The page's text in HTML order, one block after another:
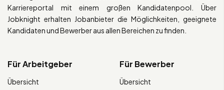
Karriereportal mit einem großen Kandidatenpool. Über
Jobknight erhalten Jobanbieter die Möglichkeiten, geeignete
Kandidaten und Bewerber aus allen Bereichen zu finden.
Für Arbeitgeber
Übersicht
Für Bewerber
Übersicht